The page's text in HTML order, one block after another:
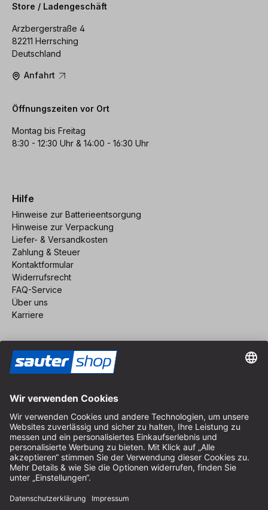
Store / Ladengeschäft
Arzbergerstraße 4
82211 Herrsching
Deutschland
Anfahrt
Öffnungszeiten vor Ort
Montag bis Freitag
8:30 - 12:30 Uhr & 14:00 - 16:30 Uhr
Hilfe
Hinweise zur Batterieentsorgung
Hinweise zur Verpackung
Liefer- & Versandkosten
Zahlung & Steuer
Kontaktformular
Widerrufsrecht
FAQ-Service
Über uns
Karriere
Impressum
AGB
Datenschutz
Cookie-Einstellungen
© 2026 sauter GmbH